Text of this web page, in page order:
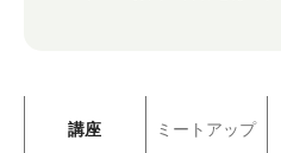
講座 ミートアップ